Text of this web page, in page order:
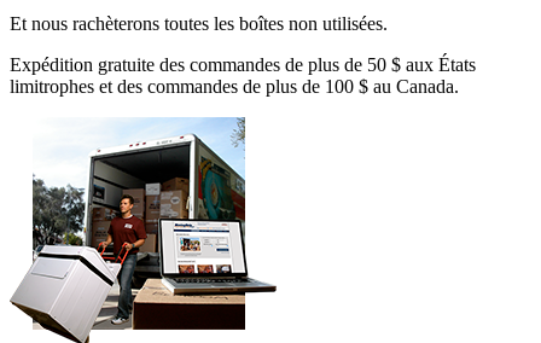
Et nous rachèterons toutes les boîtes non utilisées.
Expédition gratuite des commandes de plus de 50 $ aux États
limitrophes et des commandes de plus de 100 $ au Canada.